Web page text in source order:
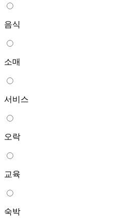
음식
소매
서비스
오락
교육
숙박